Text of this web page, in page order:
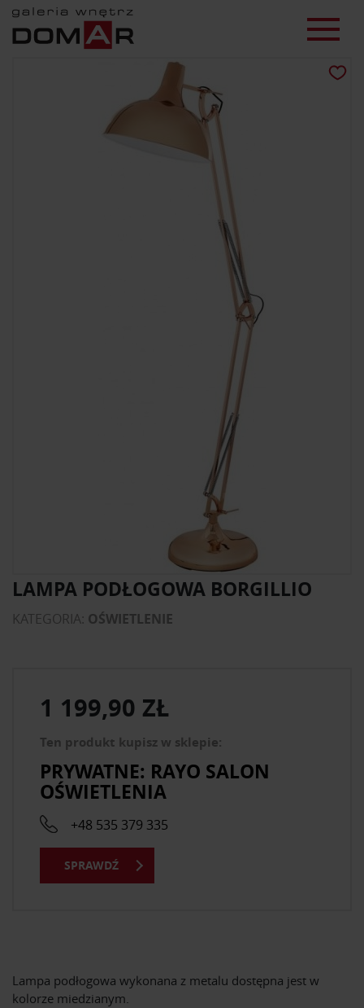
LAMPA PODŁOGOWA BORGILLIO
KATEGORIA: OŚWIETLENIE
Lampa podłogowa wykonana z metalu dostępna jest w
kolorze miedzianym.
1 199,90 ZŁ
Ten produkt kupisz w sklepie:
PRYWATNE: RAYO SALON
OŚWIETLENIA
+48 535 379 335
SPRAWDŹ